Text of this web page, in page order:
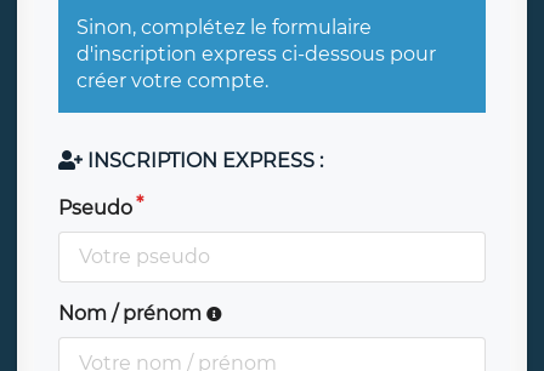
Sinon, complétez le formulaire
d'inscription express ci-dessous pour
créer votre compte.
INSCRIPTION EXPRESS :
Pseudo
Nom / prénom